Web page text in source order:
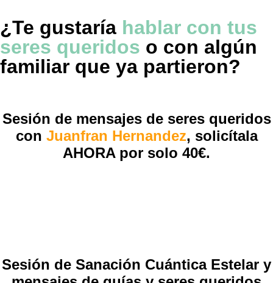
¿Te gustaría hablar con tus
seres queridos o con algún
familiar que ya partieron?
Sesión de mensajes de seres queridos
con Juanfran Hernandez, solicítala
AHORA por solo 40€.
Sesión de Sanación Cuántica Estelar y